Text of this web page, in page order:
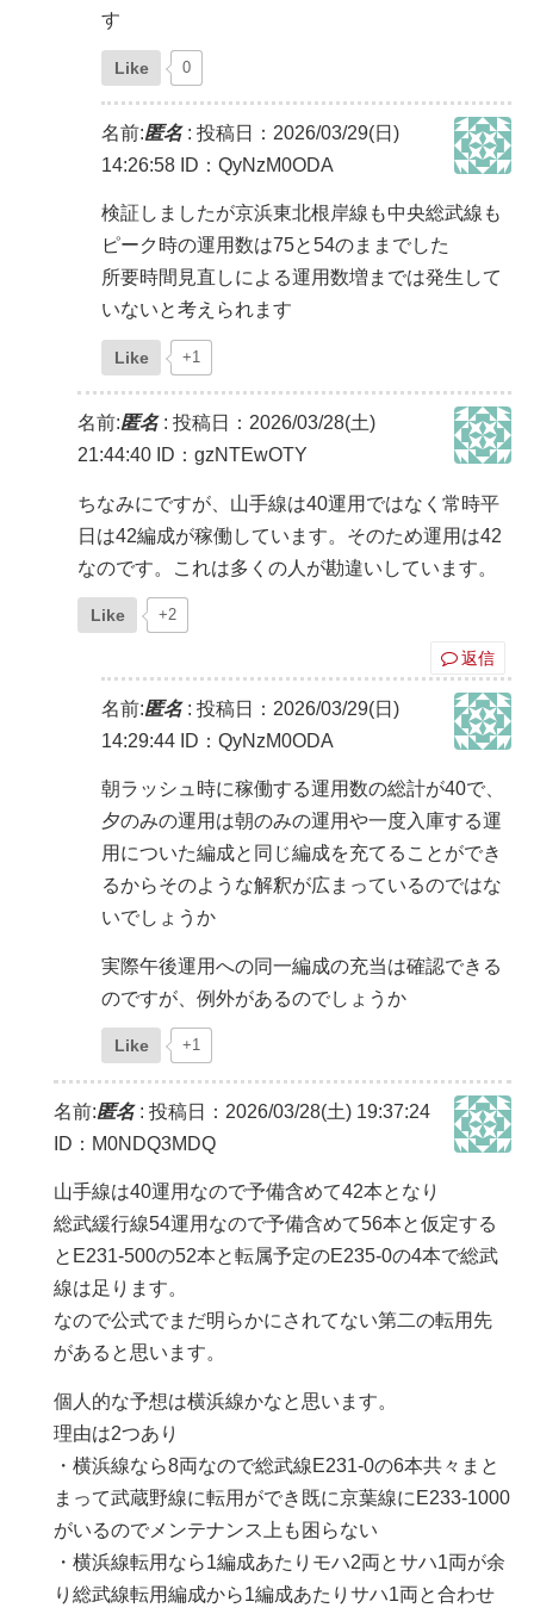
す
Like 0
名前:匿名: 投稿日：2026/03/29(日)
14:26:58 ID：QyNzM0ODA
検証しましたが京浜東北根岸線も中央総武線も
ピーク時の運用数は75と54のままでした
所要時間見直しによる運用数増までは発生して
いないと考えられます
Like +1
名前:匿名: 投稿日：2026/03/28(土)
21:44:40 ID：gzNTEwOTY
ちなみにですが、山手線は40運用ではなく常時平
日は42編成が稼働しています。そのため運用は42
なのです。これは多くの人が勘違いしています。
Like +2
返信
名前:匿名: 投稿日：2026/03/29(日)
14:29:44 ID：QyNzM0ODA
朝ラッシュ時に稼働する運用数の総計が40で、
夕のみの運用は朝のみの運用や一度入庫する運
用についた編成と同じ編成を充てることができ
るからそのような解釈が広まっているのではな
いでしょうか
実際午後運用への同一編成の充当は確認できる
のですが、例外があるのでしょうか
Like +1
名前:匿名: 投稿日：2026/03/28(土) 19:37:24
ID：M0NDQ3MDQ
山手線は40運用なので予備含めて42本となり
総武緩行線54運用なので予備含めて56本と仮定する
とE231-500の52本と転属予定のE235-0の4本で総武
線は足ります。
なので公式でまだ明らかにされてない第二の転用先
があると思います。
個人的な予想は横浜線かなと思います。
理由は2つあり
・横浜線なら8両なので総武線E231-0の6本共々まと
まって武蔵野線に転用ができ既に京葉線にE233-1000
がいるのでメンテナンス上も困らない
・横浜線転用なら1編成あたりモハ2両とサハ1両が余
り総武線転用編成から1編成あたりサハ1両と合わせ